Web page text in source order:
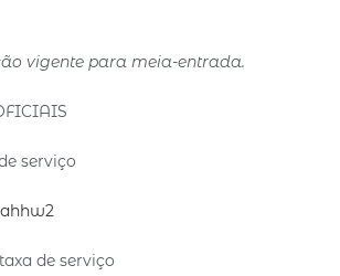
vigente para meia-entrada.
serviço
de serviço